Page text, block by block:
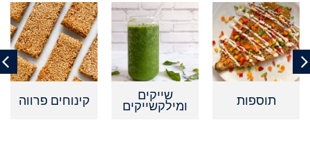
תוספות שייקים
ומילקשייקים קינוחים פרווה